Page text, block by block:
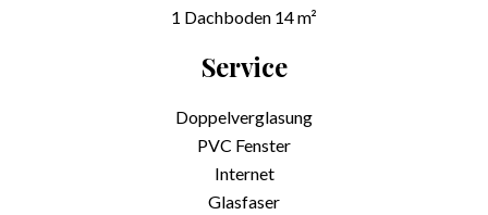
1 Dachboden 14 m²
Service
Doppelverglasung
PVC Fenster
Internet
Glasfaser